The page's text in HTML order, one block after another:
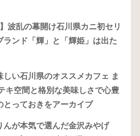
波乱の幕開け石川県カニ初セリ
ランド「輝」と「輝姫」は出た
しい石川県のオススメカフェ ま
キ空間と格別な美味しさで心豊
とっておきをアーカイブ
んが本気で選んだ金沢みやげ